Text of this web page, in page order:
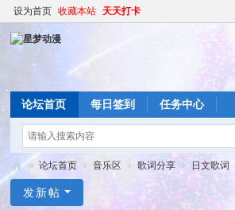
设为首页 收藏本站 天天打卡
论坛首页 每日签到 任务中心
» 论坛首页 › 音乐区 › 歌词分享 › 日文歌词
发新帖